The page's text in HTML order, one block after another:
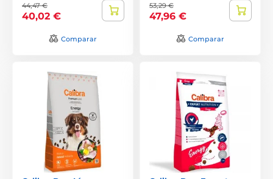
44,47 €
40,02 €
Comparar
53,29 €
47,96 €
Comparar